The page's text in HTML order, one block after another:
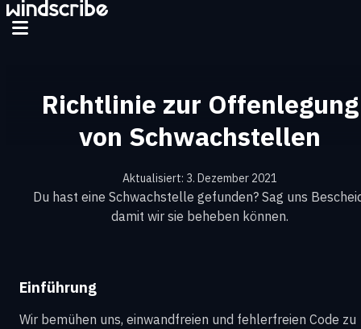
Richtlinie zur Offenlegung
von Schwachstellen
Aktualisiert: 3. Dezember 2021
Du hast eine Schwachstelle gefunden? Sag uns
damit wir sie beheben können.
Einführung
Wir bemühen uns, einwandfreien und fehlerfreien Code zu